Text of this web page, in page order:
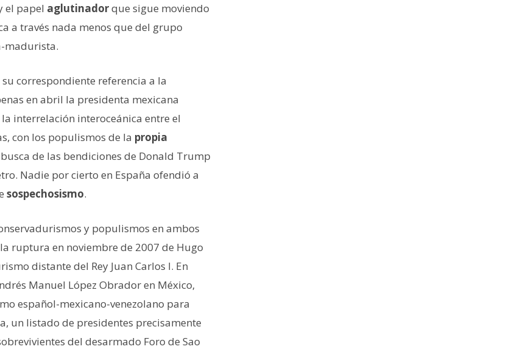
el papel aglutinadorque sigue moviendo
a través nada menos que del grupo
madurista.
correspondiente referencia a la
en abril la presidenta mexicana
la interrelación interoceánica entre el
con los populismos de la propia
de las bendiciones de Donald Trump
Nadie por cierto en España ofendió a
sospechosismo.
y populismos en ambos
ruptura en noviembre de 2007 de Hugo
distante del Rey Juan Carlos I. En
Manuel López Obrador en México,
español-mexicano-venezolano para
un listado de presidentes precisamente
del desarmado Foro de Sao